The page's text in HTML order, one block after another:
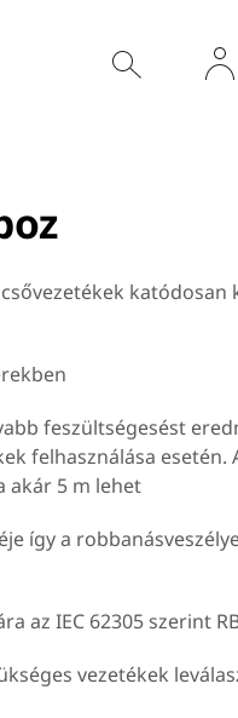
feszültségesést
felhasználása esetén.
akár 5 m lehet
így a
az IEC 62305 szerint
vezetékek